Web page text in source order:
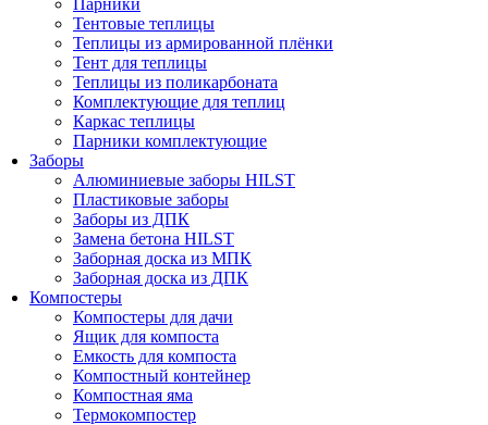
Парники
Тентовые теплицы
Теплицы из армированной плёнки
Тент для теплицы
Теплицы из поликарбоната
Комплектующие для теплиц
Каркас теплицы
Парники комплектующие
Заборы
Алюминиевые заборы HILST
Пластиковые заборы
Заборы из ДПК
Замена бетона HILST
Заборная доска из МПК
Заборная доска из ДПК
Компостеры
Компостеры для дачи
Ящик для компоста
Емкость для компоста
Компостный контейнер
Компостная яма
Термокомпостер